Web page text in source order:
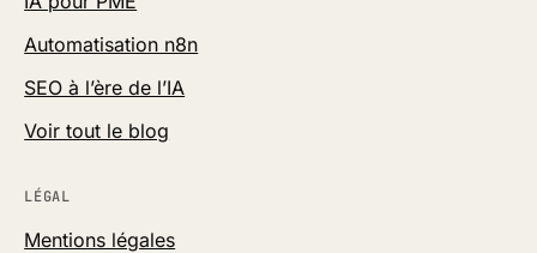
Automatisation n8n
SEO à l’ère de l’IA
Voir tout le blog
LÉGAL
Mentions légales